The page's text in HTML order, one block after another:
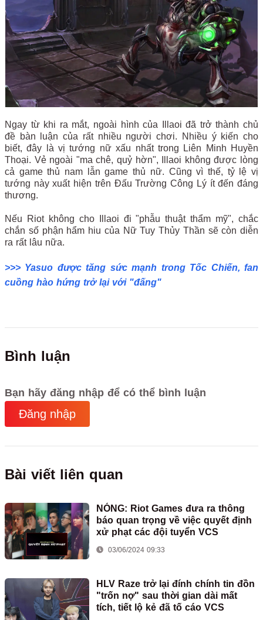
Ngay từ khi ra mắt, ngoài hình của Illaoi đã trở thành chủ
đề bàn luận của rất nhiều người chơi. Nhiều ý kiến cho
biết, đây là vị tướng nữ xấu nhất trong Liên Minh Huyền
Thoại. Vẻ ngoài "ma chê, quỷ hờn", Illaoi không được lòng
cả game thủ nam lẫn game thủ nữ. Cũng vì thế, tỷ lệ vị
tướng này xuất hiện trên Đấu Trường Công Lý ít đến đáng
thương.
Nếu Riot không cho Illaoi đi "phẫu thuật thẩm mỹ", chắc
chắn số phận hẩm hiu của Nữ Tuy Thủy Thần sẽ còn diễn
ra rất lâu nữa.
>>> Yasuo được tăng sức mạnh trong Tốc Chiến, fan
cuồng hào hứng trở lại với "đấng"
Bình luận
Bạn hãy đăng nhập để có thể bình luận
Đăng nhập
Bài viết liên quan
NÓNG: Riot Games đưa ra thông
báo quan trọng về việc quyết định
xử phạt các đội tuyển VCS
03/06/2024 09:33
HLV Raze trở lại đính chính tin đồn
"trốn nợ" sau thời gian dài mất
tích, tiết lộ kẻ đã tố cáo VCS